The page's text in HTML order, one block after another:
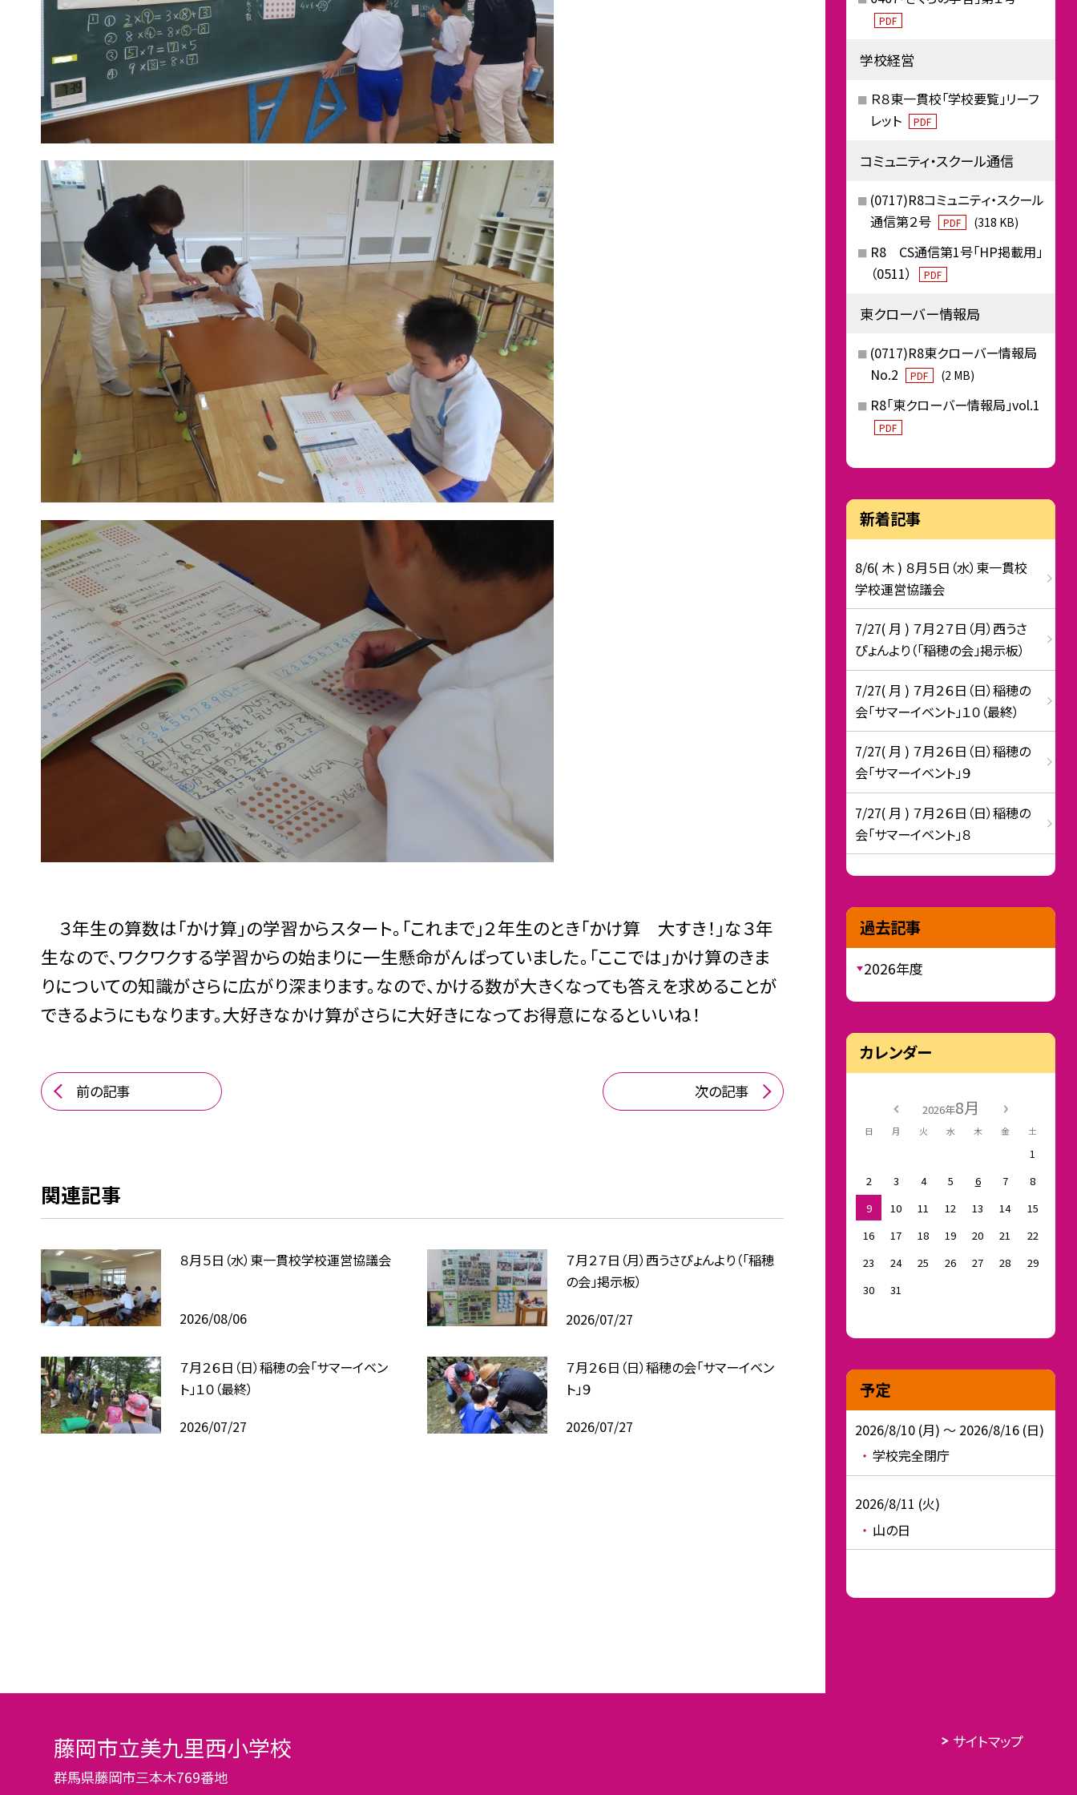
３年生の算数は「かけ算」の学習からスタート。「これまで」２年生のとき「かけ算 大すき！」な３年
生なので、ワクワクする学習からの始まりに一生懸命がんばっていました。「ここでは」かけ算のきま
りについての知識がさらに広がり深まります。なので、かける数が大きくなっても答えを求めることが
できるようにもなります。大好きなかけ算がさらに大好きになってお得意になるといいね！
前の記事 次の記事
関連記事
８月５日（水）東一貫校学校運営協議会
2026/08/06
７月２７日（月）西うさぴょんより（「稲穂
の会」掲示板）
2026/07/27
７月２６日（日）稲穂の会「サマーイベン
ト」１０（最終）
2026/07/27
７月２６日（日）稲穂の会「サマーイベン
ト」９
2026/07/27
PDF
学校経営
Ｒ８東一貫校「学校要覧」リーフ
レット
PDF
コミュニティ・スクール通信
(0717)R8コミュニティ・スクール
通信第２号
PDF (318 KB)
R8 CS通信第1号「HP掲載用」
（0511）
PDF
東クローバー情報局
(0717)R8東クローバー情報局
No.2
PDF (2 MB)
R8「東クローバー情報局」vol.1
PDF
新着記事
8/6( 木 ) ８月５日（水）東一貫校
学校運営協議会
7/27( 月 ) ７月２７日（月）西うさ
ぴょんより（「稲穂の会」掲示板）
7/27( 月 ) ７月２６日（日）稲穂の
会「サマーイベント」１０（最終）
7/27( 月 ) ７月２６日（日）稲穂の
会「サマーイベント」９
7/27( 月 ) ７月２６日（日）稲穂の
会「サマーイベント」８
過去記事
2026年度
カレンダー
2026年8月
日 月 火 水 木 金 土
1
2
3 4 5 6 7
8
9
10 11 12 13 14
15
16
17 18 19 20 21
22
23
24 25 26 27 28
29
30
31
予定
2026/8/10 (月) ～ 2026/8/16 (日)
学校完全閉庁
2026/8/11 (火)
山の日
藤岡市立美九里西小学校
群馬県藤岡市三本木769番地
サイトマップ